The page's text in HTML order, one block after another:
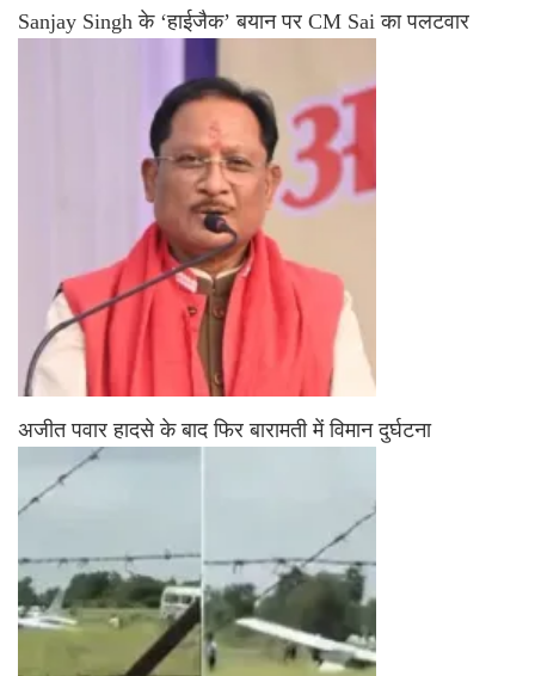
Sanjay Singh के ‘हाईजैक’ बयान पर CM Sai का पलटवार
अजीत पवार हादसे के बाद फिर बारामती में विमान दुर्घटना